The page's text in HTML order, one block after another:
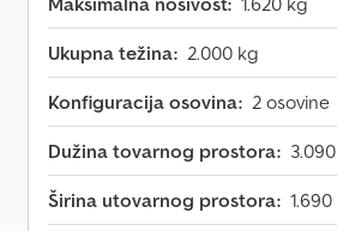
Ukupna težina: 2.000 kg
Konfiguracija osovina: 2 osovine
Dužina tovarnog prostora:
Širina utovarnog prostora: